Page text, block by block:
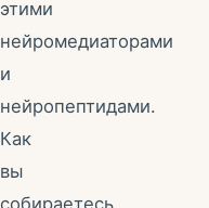
этими
нейромедиаторами
и
нейропептидами.
Как
вы
собираетесь